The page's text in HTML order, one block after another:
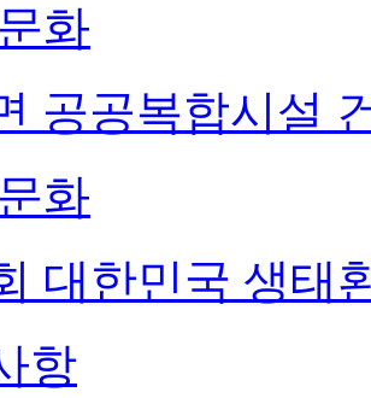
화
공공복합시설
화
대한민국 생태
항